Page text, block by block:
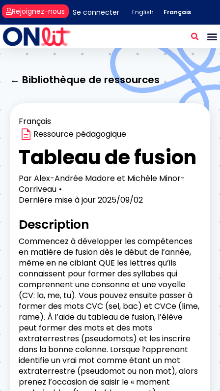
Se connecter
Rejoignez-nous English Français
← Bibliothèque de ressources
Français
Ressource pédagogique
Tableau de fusion
ParAlex-Andrée Madore et Michèle Minor-
Corriveau
Dernière mise à jour2025/09/02
Description
Commencez à développer les compétences
en matière de fusion dès le début de l’année,
même en ne ciblant QUE les lettres qu’ils
connaissent pour former des syllabes qui
comprennent une consonne et une voyelle
(CV: la, me, tu). Vous pouvez ensuite passer à
former des mots CVC (sel, bac) et CVCe (lime,
rame). À l’aide du tableau de fusion, l’élève
peut former des mots et des mots
extraterrestres (pseudomots) et les inscrire
dans la bonne colonne. Lorsque l’apprenant
identifie un vrai mot comme étant un mot
extraterrestre (pseudomot ou non mot), alors
prenez l’occasion de saisir le « moment